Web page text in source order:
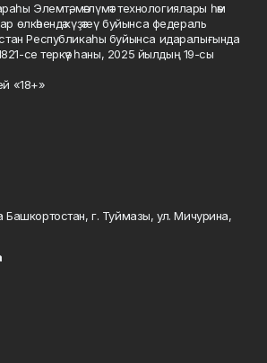
Элемтә, мәғлүмәт технологиялары һәм
өлкәһендә күҙәтеү буйынса федераль
Республикаһы буйынса идаралығында
се теркәү һаны, 2025 йылдың 19-сы
«18+»
Башкортостан, г. Туймазы, ул. Мичурина,